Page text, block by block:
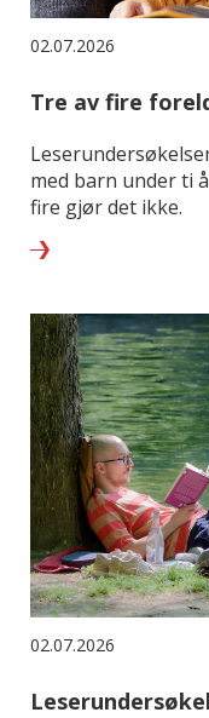
02.07.2026
Tre av fire
med barn under ti
fire gjør det ikke.
02.07.2026